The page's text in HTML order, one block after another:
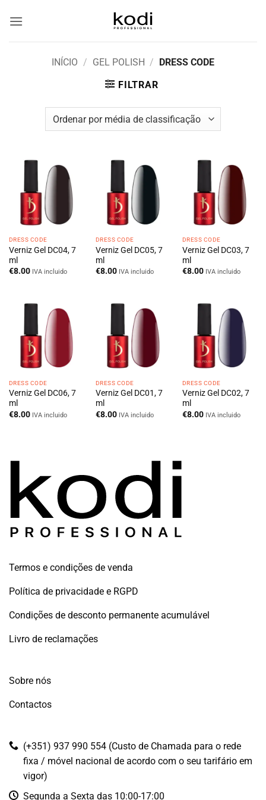
INÍCIO / GEL POLISH / DRESS CODE
FILTRAR
DRESS CODE
Verniz Gel DC04, 7
ml
€8.00 IVA incluido
DRESS CODE
Verniz Gel DC05, 7
ml
€8.00 IVA incluido
DRESS CODE
Verniz Gel DC03, 7
ml
€8.00 IVA incluido
DRESS CODE
Verniz Gel DC06, 7
ml
€8.00 IVA incluido
DRESS CODE
Verniz Gel DC01, 7
ml
€8.00 IVA incluido
DRESS CODE
Verniz Gel DC02, 7
ml
€8.00 IVA incluido
Termos e condições de venda
Política de privacidade e RGPD
Condições de desconto permanente acumulável
Livro de reclamações
Sobre nós
Contactos
(+351) 937 990 554 (Custo de Chamada para o rede
fixa / móvel nacional de acordo com o seu tarifário em
vigor)
Segunda a Sexta das 10:00-17:00